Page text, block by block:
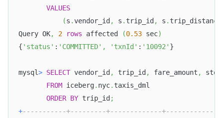
VALUES
(s .vendor_id , s . trip_id , s . trip_distance
Query OK, 2 rows affected (0.53 sec)
{ 'status' : 'COMMITTED' , 'txnId' : '10092' }
mysql> SELECT vendor_id , trip_id , fare_amount ,
FROM iceberg. nyc. taxis_dml
ORDER BY trip_id ;
+-----------+---------+-------------